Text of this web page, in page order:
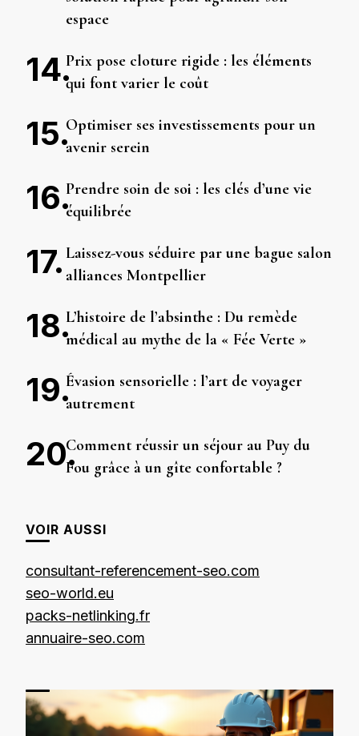
espace
Prix pose cloture rigide : les éléments
qui font varier le coût
Optimiser ses investissements pour un
avenir serein
Prendre soin de soi : les clés d’une vie
équilibrée
Laissez-vous séduire par une bague salon
alliances Montpellier
L’histoire de l’absinthe : Du remède
médical au mythe de la « Fée Verte »
Évasion sensorielle : l’art de voyager
autrement
Comment réussir un séjour au Puy du
Fou grâce à un gîte confortable ?
VOIR AUSSI
consultant-referencement-seo.com
seo-world.eu
packs-netlinking.fr
annuaire-seo.com